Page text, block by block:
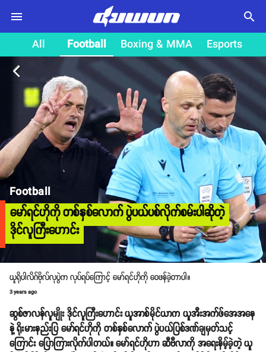
search
All Football Boxing & MMA Esports
arrow_back_ios
Football
မော်ရင်ဟိုကို တစ်နှစ်လောက် ပွဲပယ်ပစ်လိုက်စမ်းပါဆိုတဲ့
ဒိုင်လူကြီးဟောင်း
ယူရိုပါလိဂ်ဗိုလ်လုပွဲက လုပ်ရပ်ကြောင့် မော်ရင်ဟိုကို ဝေဖန်ခဲ့တာပါ။
3 years ago
ဆွစ်ဇာလန်လူမျိုး ဒိုင်လူကြီးဟောင်း ယူအာစ်မိုင်ယာက ယူအီးအက်ဖ်အေအနေ
နဲ့ ရိုးမားနည်းပြ မော်ရင်ဟိုကို တစ်နှစ်လောက် ပွဲပယ်ပြစ်ဒဏ်ချမှတ်သင့်
ကြောင်း ပြောကြားလိုက်ပါတယ်။ မော်ရင်ဟိုဟာ ဆီဗီလာကို အရေးနိမ့်ခဲ့တဲ့ ယူ